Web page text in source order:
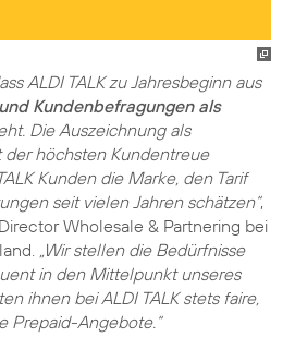
ALDI TALK zu Jahresbeginn aus
Kundenbefragungen als
Die Auszeichnung als
höchsten Kundentreue
Kunden die Marke, den Tarif
seit vielen Jahren schätzen“,
Wholesale & Partnering bei
„Wir stellen die Bedürfnisse
in den Mittelpunkt unseres
ihnen bei ALDI TALK stets faire,
Prepaid-Angebote.“